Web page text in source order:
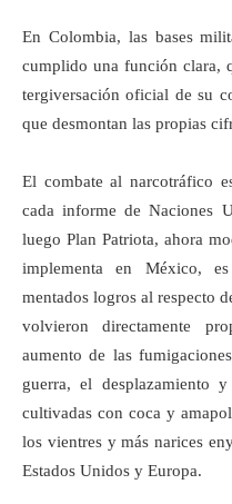
En Colombia, las bases
cumplido una función clara,
tergiversación oficial de su
que desmontan las propias
El combate al narcotráfico
cada informe de Naciones
luego Plan Patriota, ahora
implementa en México,
mentados logros al respecto
volvieron directamente
aumento de las
guerra, el desplazamiento
cultivadas con coca y
los vientres y más narices
Estados Unidos y Europa.